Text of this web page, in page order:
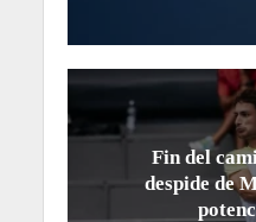
Fin del
despide de